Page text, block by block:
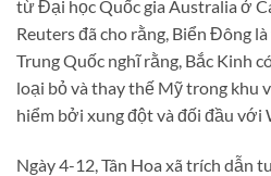
từ Đại học Quốc gia Australia ở
Reuters đã cho rằng, Biển Đông
Trung Quốc nghĩ rằng, Bắc Kinh
loại bỏ và thay thế Mỹ trong khu
hiểm bởi xung đột và đối đầu với
Ngày 4-12, Tân Hoa xã trích dẫn